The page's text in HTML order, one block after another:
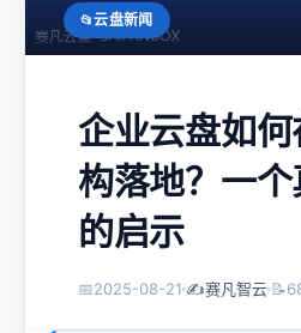
云盘新闻
企业云盘如
构落地？一个
的启示
📅2025-08-21 ✍️赛凡智云 📝